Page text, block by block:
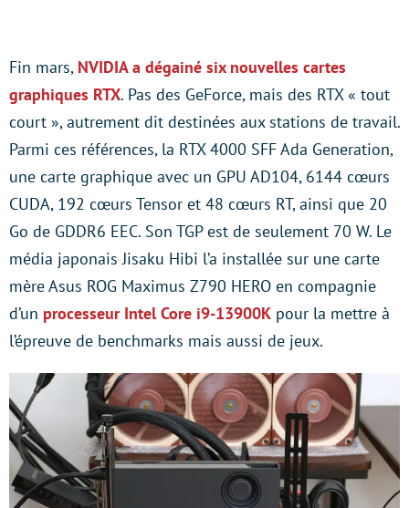
Fin mars, NVIDIA a dégainé six nouvelles cartes
graphiques RTX. Pas des GeForce, mais des RTX « tout
court », autrement dit destinées aux stations de travail.
Parmi ces références, la RTX 4000 SFF Ada Generation,
une carte graphique avec un GPU AD104, 6144 cœurs
CUDA, 192 cœurs Tensor et 48 cœurs RT, ainsi que 20
Go de GDDR6 EEC. Son TGP est de seulement 70 W. Le
média japonais Jisaku Hibi l’a installée sur une carte
mère Asus ROG Maximus Z790 HERO en compagnie
d’un processeur Intel Core i9-13900K pour la mettre à
l’épreuve de benchmarks mais aussi de jeux.